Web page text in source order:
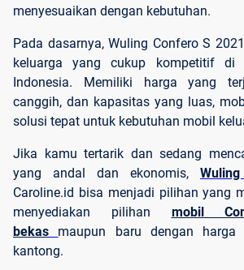
menyesuaikan dengan kebutuhan.
Pada dasarnya, Wuling Confero S
keluarga yang cukup kompetitif di
Indonesia. Memiliki harga yang
canggih, dan kapasitas yang luas,
solusi tepat untuk kebutuhan mobil
Jika kamu tertarik dan sedang
yang andal dan ekonomis,
Caroline.id bisa menjadi pilihan yang
menyediakan pilihan mobil
bekas
maupun baru dengan
kantong.